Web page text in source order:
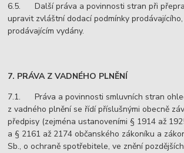
6.5. Další práva a povinnosti stran při
upravit zvláštní dodací podmínky
prodávajícím vydány.
7. PRÁVA Z VADNÉHO PLNĚNÍ
7.1. Práva a povinnosti smluvních stran
z vadného plnění se řídí příslušnými obecně
předpisy (zejména ustanoveními § 1914 až
a § 2161 až 2174 občanského zákoníku a
Sb., o ochraně spotřebitele, ve znění